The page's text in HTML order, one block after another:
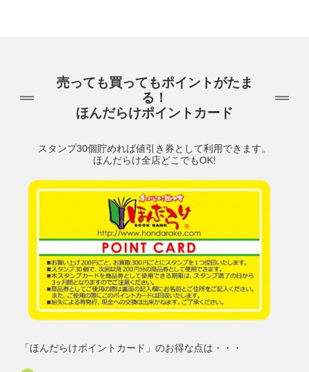
売っても買ってもポイントがたま
る！
ほんだらけポイントカード
スタンプ30個貯めれば値引き券として利用できます。
ほんだらけ全店どこでもOK!
「ほんだらけポイントカード」のお得な点は・・・